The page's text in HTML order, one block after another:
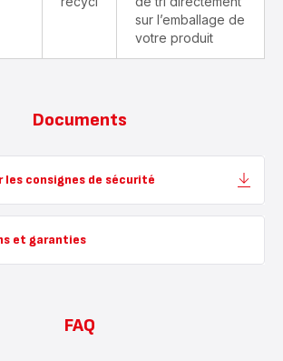
sur l’emballage de
votre produit
Documents
les consignes de sécurité
et garanties
FAQ